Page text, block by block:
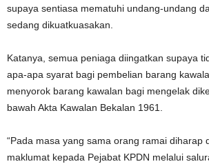
supaya sentiasa mematuhi undang-undang
sedang dikuatkuasakan.
Katanya, semua peniaga diingatkan supaya
apa-apa syarat bagi pembelian barang
menyorok barang kawalan bagi mengelak
bawah Akta Kawalan Bekalan 1961.
“Pada masa yang sama orang ramai diharap
maklumat kepada Pejabat KPDN melalui